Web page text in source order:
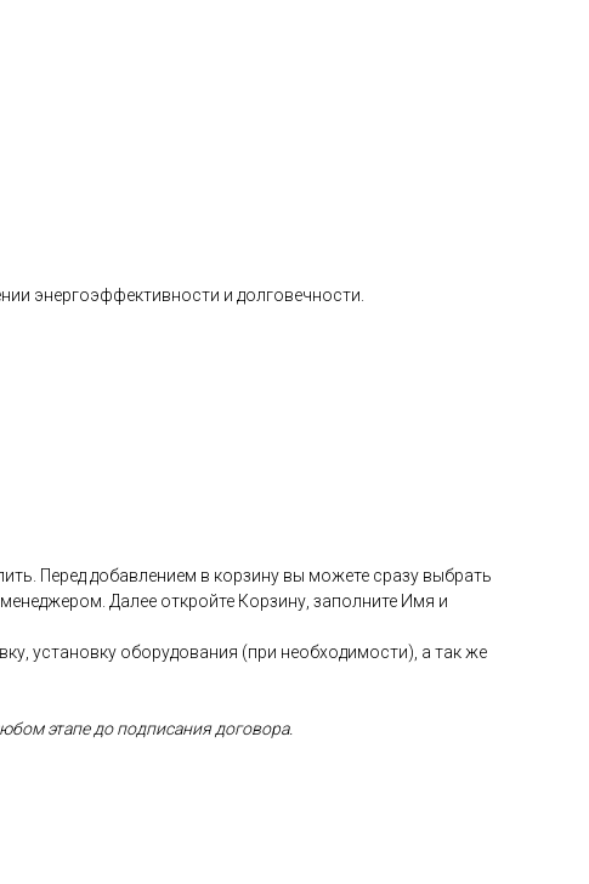
энергоэффективности и долговечности.
Перед добавлением в корзину вы можете сразу выбрать
Далее откройте Корзину, заполните Имя и
установку оборудования (при необходимости), а так же
этапе до подписания договора.